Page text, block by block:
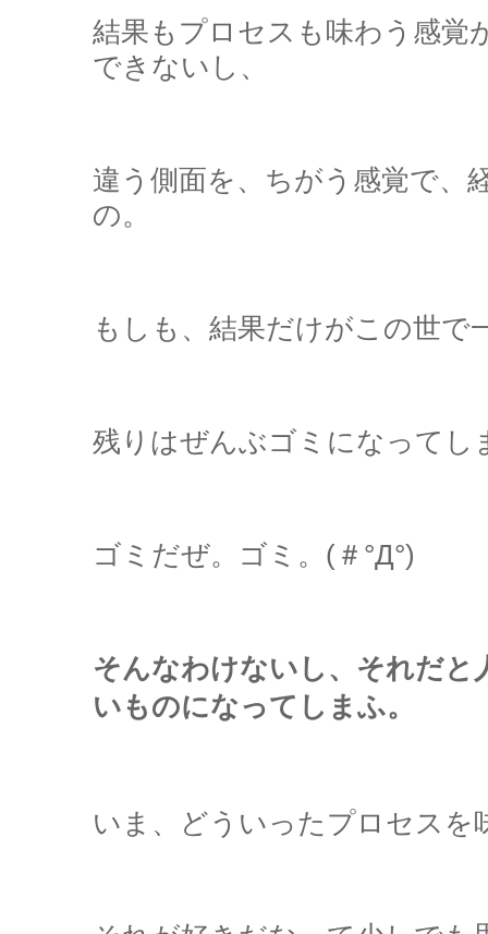
結果もプロセスも味わう感覚
できないし、
違う側面を、ちがう感覚で、
の。
もしも、結果だけがこの世で
残りはぜんぶゴミになってし
ゴミだぜ。ゴミ。(＃°Д°)
そんなわけないし、それだと
いものになってしまふ。
いま、どういったプロセスを